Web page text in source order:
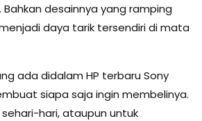
desainnya yang ramping
daya tarik tersendiri di mata
ada didalam HP terbaru Sony
siapa saja ingin membelinya.
hari, ataupun untuk